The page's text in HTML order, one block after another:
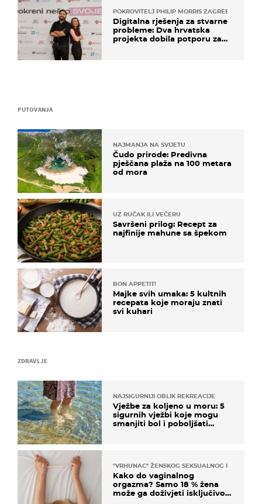
ZDRAVLJE
NAJSIGURNIJI OBLIK REKREACIJE
Vježbe za koljeno u moru: 5
sigurnih vježbi koje mogu
smanjiti bol i poboljšati
"VRHUNAC" ŽENSKOG SEKSUALNOG ISKUSTVA
Kako do vaginalnog
orgazma? Samo 18 % žena
može ga doživjeti isključivo
PUTOVANJA
NAJMANJA NA SVIJETU
Čudo prirode: Predivna
pješčana plaža na 100 metara
od mora
UZ RUČAK ILI VEČERU
Savršeni prilog: Recept za
najfinije mahune sa špekom
BON APPETIT!
Majke svih umaka: 5 kultnih
recepata koje moraju znati
svi kuhari
POKROVITELJ PHILIP MORRIS ZAGREB
Digitalna rješenja za stvarne
probleme: Dva hrvatska
projekta dobila potporu za